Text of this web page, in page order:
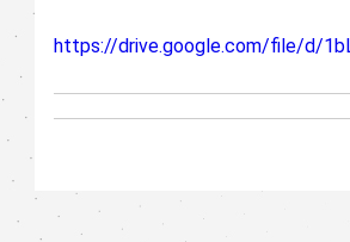
https://drive.google.com/file/d/